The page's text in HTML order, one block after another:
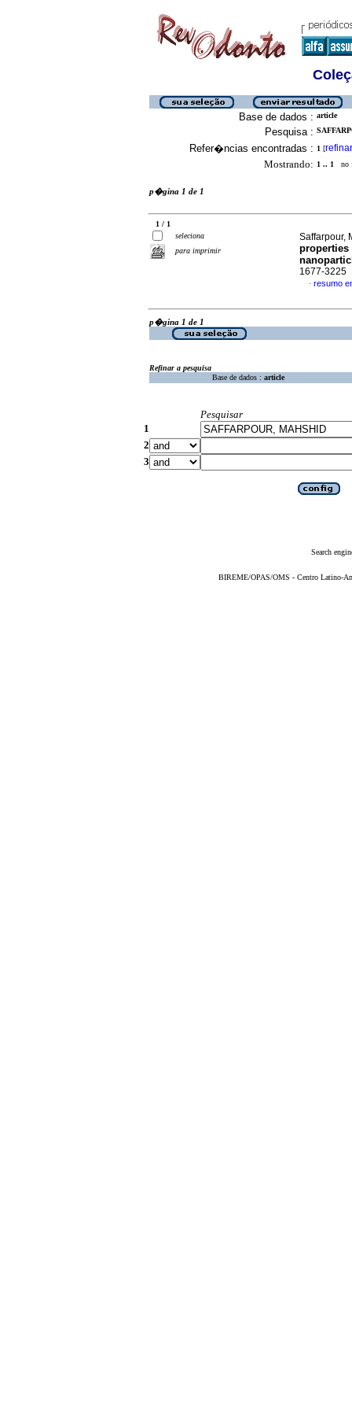
Base de dados : article
Pesquisa :
Refer�ncias encontradas : 1 [refinar
Mostrando: 1 .. 1 no
p�gina 1 de 1
1 / 1
seleciona
para imprimir
Saffarpour,
properties
1677-3225
· resumo
p�gina 1 de 1
Refinar a pesquisa
Base de dados : article
Pesquisar
1
2
3
Search
BIREME/OPAS/OMS - Centro Latino-